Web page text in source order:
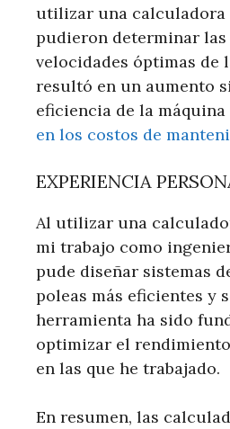
utilizar una calculadora
pudieron determinar
velocidades óptimas de
resultó en un aumento
eficiencia de la máquina
en los costos de
EXPERIENCIA
Al utilizar una
mi trabajo como
pude diseñar sistemas
poleas más eficientes y
herramienta ha sido
optimizar el
en las que he trabajado.
En resumen, las